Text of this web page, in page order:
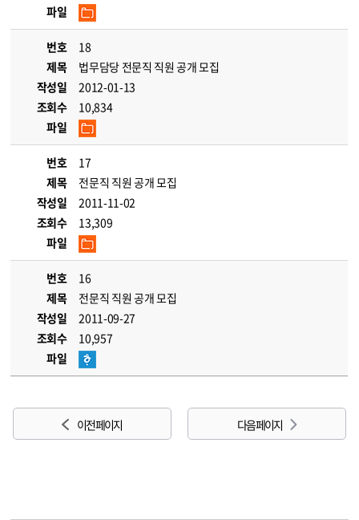
파일
번호
18
제목
법무담당 전문직 직원 공개 모집
작성일
2012-01-13
조회수
10,834
파일
번호
17
제목
전문직 직원 공개 모집
작성일
2011-11-02
조회수
13,309
파일
번호
16
제목
전문직 직원 공개 모집
작성일
2011-09-27
조회수
10,957
파일
이전 페이지 다음 페이지